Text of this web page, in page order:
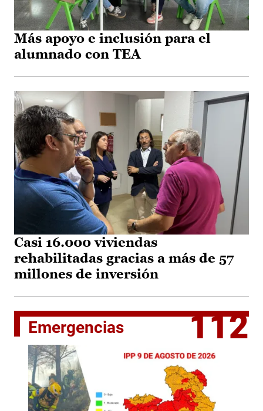
Más apoyo e inclusión para el
alumnado con TEA
Casi 16.000 viviendas
rehabilitadas gracias a más de 57
millones de inversión
Emergencias 112